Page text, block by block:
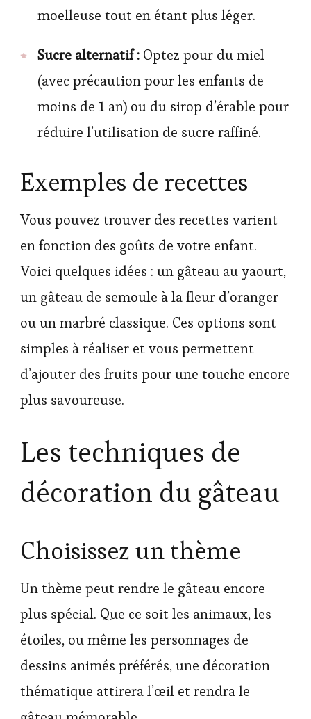
moelleuse tout en étant plus léger.
Sucre alternatif : Optez pour du miel
(avec précaution pour les enfants de
moins de 1 an) ou du sirop d’érable pour
réduire l’utilisation de sucre raffiné.
Exemples de recettes
Vous pouvez trouver des recettes varient
en fonction des goûts de votre enfant.
Voici quelques idées : un gâteau au yaourt,
un gâteau de semoule à la fleur d’oranger
ou un marbré classique. Ces options sont
simples à réaliser et vous permettent
d’ajouter des fruits pour une touche encore
plus savoureuse.
Les techniques de
décoration du gâteau
Choisissez un thème
Un thème peut rendre le gâteau encore
plus spécial. Que ce soit les animaux, les
étoiles, ou même les personnages de
dessins animés préférés, une décoration
thématique attirera l’œil et rendra le